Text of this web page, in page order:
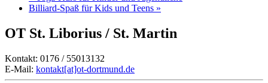
Billiard-Spaß für Kids und Teens »
OT St. Liborius / St. Martin
Kontakt: 0176 / 55013132
E-Mail: kontakt[at]ot-dortmund.de